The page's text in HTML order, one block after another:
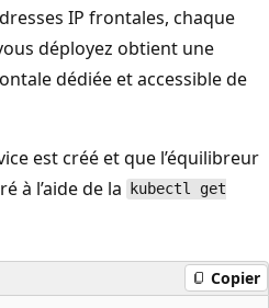
IP frontales, chaque
déployez obtient une
dédiée et accessible de
est créé et que l’équilibreur
à l’aide de la
kubectl get
Copier